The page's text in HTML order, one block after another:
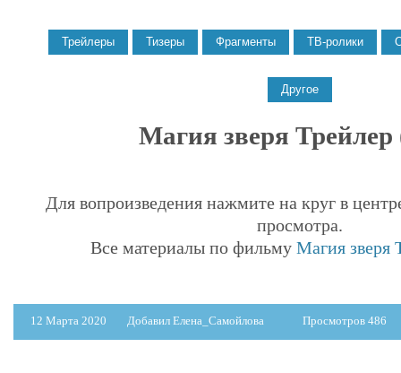
Магия зверя Трейлер
Для вопроизведения нажмите на круг в
просмотра.
Все материалы по фильмуМагия зверя
12 Марта 2020 Добавил Елена_Самойлова Просмотров 486